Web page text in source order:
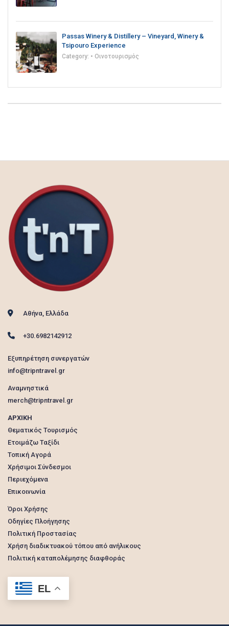
Passas Winery & Distillery – Vineyard, Winery &
Tsipouro Experience
Category: • Οινοτουρισμός
Αθήνα, Ελλάδα
+30.6982142912
Εξυπηρέτηση συνεργατών
info@tripntravel.gr
Αναμνηστικά
merch@tripntravel.gr
ΑΡΧΙΚΗ
Θεματικός Τουρισμός
Ετοιμάζω Ταξίδι
Τοπική Αγορά
Χρήσιμοι Σύνδεσμοι
Περιεχόμενα
Επικοινωνία
Όροι Χρήσης
Οδηγίες Πλοήγησης
Πολιτική Προστασίας
Χρήση διαδικτυακού τόπου από ανήλικους
Πολιτική καταπολέμησης διαφθοράς
EL